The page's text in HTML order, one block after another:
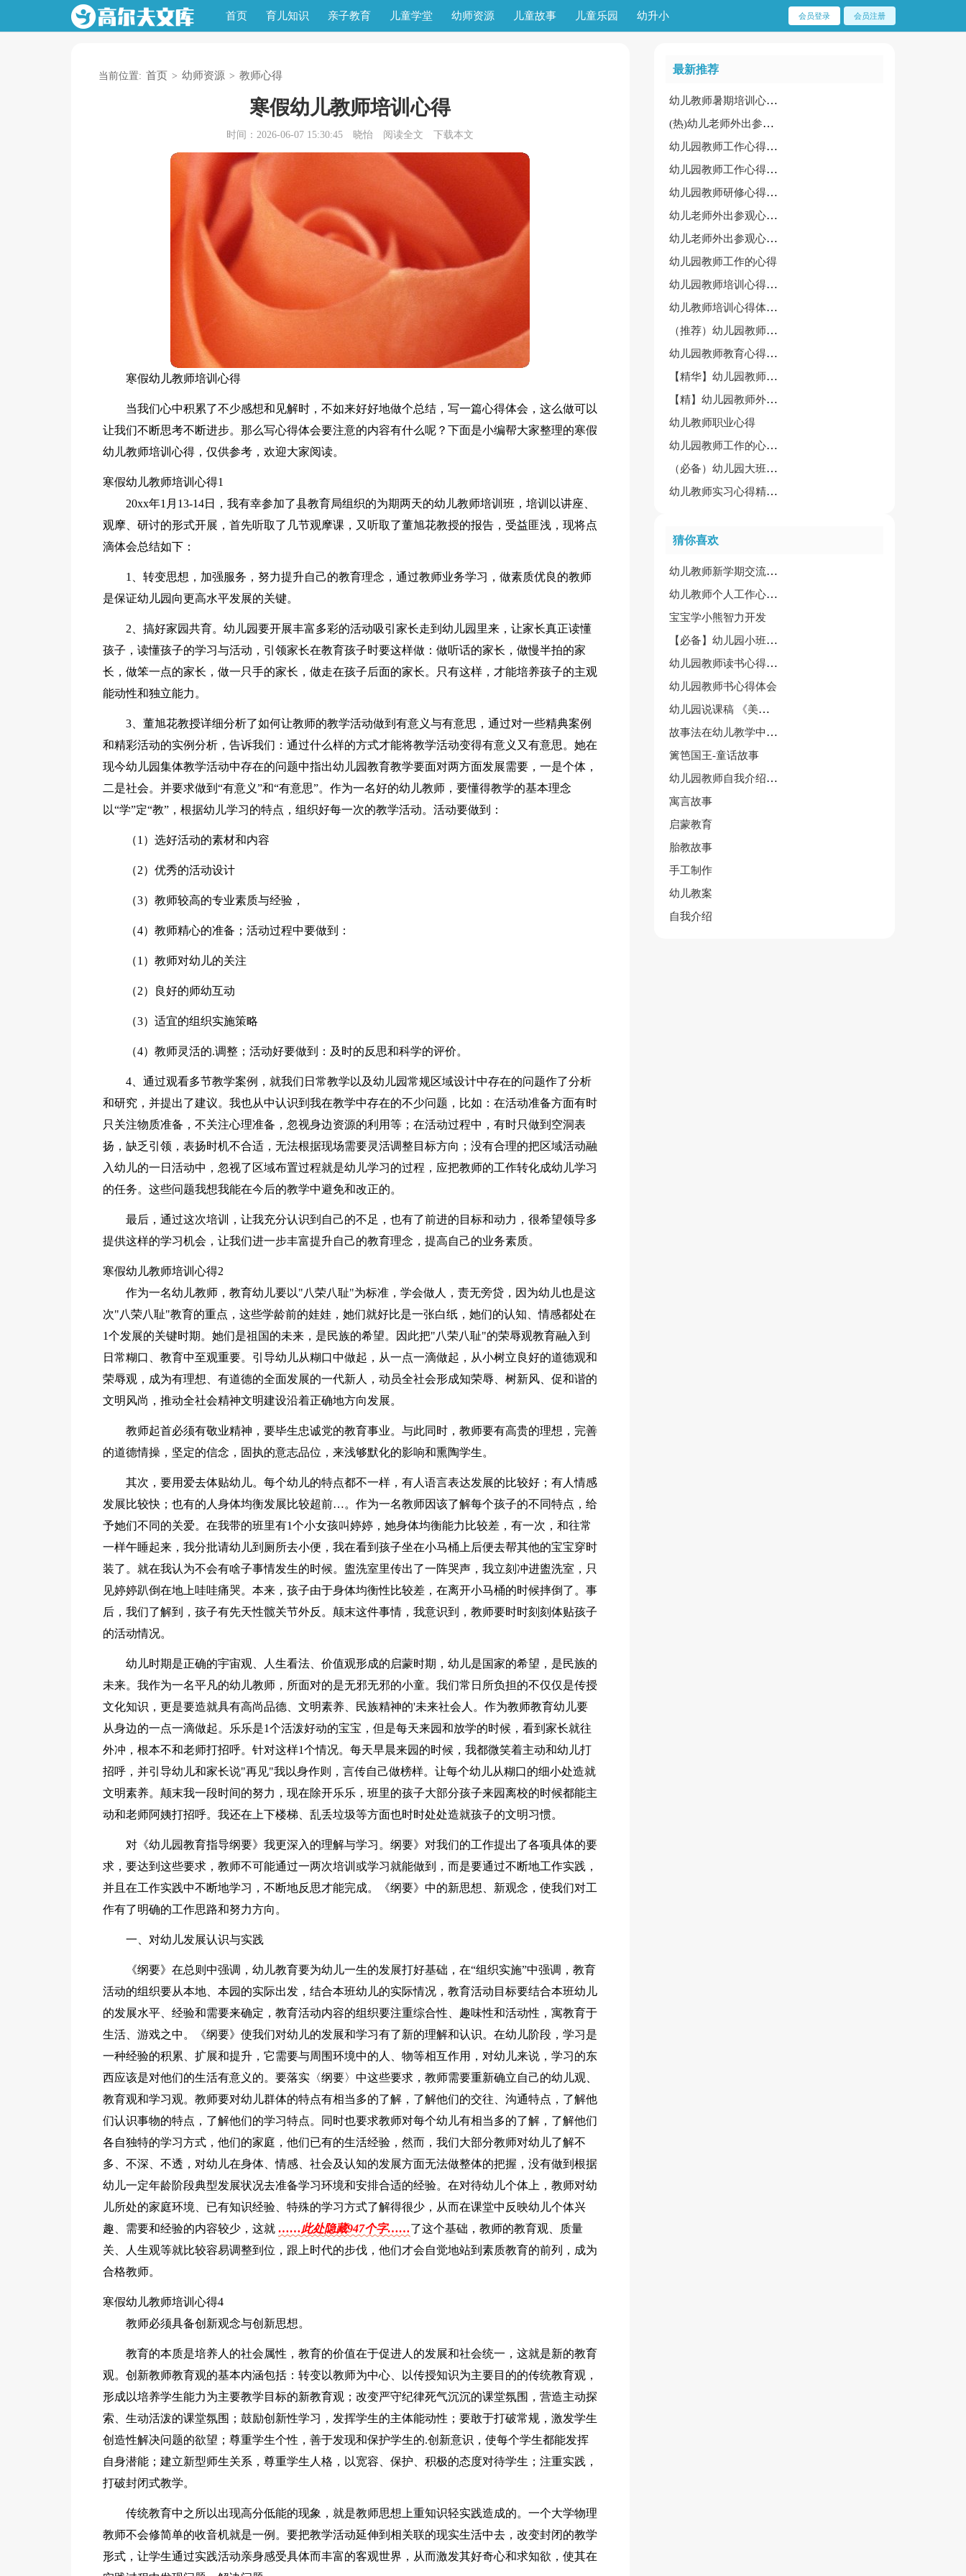
首页 育儿知识 亲子教育 儿童学堂 幼师资源 儿童故事 儿童乐园 幼升小 会员登录 会员注册
当前位置: 首页 > 幼师资源 > 教师心得
寒假幼儿教师培训心得
时间：2026-06-07 15:30:45 晓怡 阅读全文 下载本文
寒假幼儿教师培训心得
当我们心中积累了不少感想和见解时，不如来好好地做个总结，写一篇心得体会，这么做可以
让我们不断思考不断进步。那么写心得体会要注意的内容有什么呢？下面是小编帮大家整理的寒假
幼儿教师培训心得，仅供参考，欢迎大家阅读。
寒假幼儿教师培训心得1
20xx年1月13-14日，我有幸参加了县教育局组织的为期两天的幼儿教师培训班，培训以讲座、
观摩、研讨的形式开展，首先听取了几节观摩课，又听取了董旭花教授的报告，受益匪浅，现将点
滴体会总结如下：
1、转变思想，加强服务，努力提升自己的教育理念，通过教师业务学习，做素质优良的教师
是保证幼儿园向更高水平发展的关键。
2、搞好家园共育。幼儿园要开展丰富多彩的活动吸引家长走到幼儿园里来，让家长真正读懂
孩子，读懂孩子的学习与活动，引领家长在教育孩子时要这样做：做听话的家长，做慢半拍的家
长，做笨一点的家长，做一只手的家长，做走在孩子后面的家长。只有这样，才能培养孩子的主观
能动性和独立能力。
3、董旭花教授详细分析了如何让教师的教学活动做到有意义与有意思，通过对一些精典案例
和精彩活动的实例分析，告诉我们：通过什么样的方式才能将教学活动变得有意义又有意思。她在
现今幼儿园集体教学活动中存在的问题中指出幼儿园教育教学要面对两方面发展需要，一是个体，
二是社会。并要求做到“有意义”和“有意思”。作为一名好的幼儿教师，要懂得教学的基本理念
以“学”定“教”，根据幼儿学习的特点，组织好每一次的教学活动。活动要做到：
（1）选好活动的素材和内容
（2）优秀的活动设计
（3）教师较高的专业素质与经验，
（4）教师精心的准备；活动过程中要做到：
（1）教师对幼儿的关注
（2）良好的师幼互动
（3）适宜的组织实施策略
（4）教师灵活的.调整；活动好要做到：及时的反思和科学的评价。
4、通过观看多节教学案例，就我们日常教学以及幼儿园常规区域设计中存在的问题作了分析
和研究，并提出了建议。我也从中认识到我在教学中存在的不少问题，比如：在活动准备方面有时
只关注物质准备，不关注心理准备，忽视身边资源的利用等；在活动过程中，有时只做到空洞表
扬，缺乏引领，表扬时机不合适，无法根据现场需要灵活调整目标方向；没有合理的把区域活动融
入幼儿的一日活动中，忽视了区域布置过程就是幼儿学习的过程，应把教师的工作转化成幼儿学习
的任务。这些问题我想我能在今后的教学中避免和改正的。
最后，通过这次培训，让我充分认识到自己的不足，也有了前进的目标和动力，很希望领导多
提供这样的学习机会，让我们进一步丰富提升自己的教育理念，提高自己的业务素质。
寒假幼儿教师培训心得2
作为一名幼儿教师，教育幼儿要以"八荣八耻"为标准，学会做人，责无旁贷，因为幼儿也是这
次"八荣八耻"教育的重点，这些学龄前的娃娃，她们就好比是一张白纸，她们的认知、情感都处在
1个发展的关键时期。她们是祖国的未来，是民族的希望。因此把"八荣八耻"的荣辱观教育融入到
日常糊口、教育中至观重要。引导幼儿从糊口中做起，从一点一滴做起，从小树立良好的道德观和
荣辱观，成为有理想、有道德的全面发展的一代新人，动员全社会形成知荣辱、树新风、促和谐的
文明风尚，推动全社会精神文明建设沿着正确地方向发展。
教师起首必须有敬业精神，要毕生忠诚党的教育事业。与此同时，教师要有高贵的理想，完善
的道德情操，坚定的信念，固执的意志品位，来浅够默化的影响和熏陶学生。
其次，要用爱去体贴幼儿。每个幼儿的特点都不一样，有人语言表达发展的比较好；有人情感
发展比较快；也有的人身体均衡发展比较超前…。作为一名教师因该了解每个孩子的不同特点，给
予她们不同的关爱。在我带的班里有1个小女孩叫婷婷，她身体均衡能力比较差，有一次，和往常
一样午睡起来，我分批请幼儿到厕所去小便，我在看到孩子坐在小马桶上后便去帮其他的宝宝穿时
装了。就在我认为不会有啥子事情发生的时候。盥洗室里传出了一阵哭声，我立刻冲进盥洗室，只
见婷婷趴倒在地上哇哇痛哭。本来，孩子由于身体均衡性比较差，在离开小马桶的时候摔倒了。事
后，我们了解到，孩子有先天性髋关节外反。颠末这件事情，我意识到，教师要时时刻刻体贴孩子
的活动情况。
幼儿时期是正确的宇宙观、人生看法、价值观形成的启蒙时期，幼儿是国家的希望，是民族的
未来。我作为一名平凡的幼儿教师，所面对的是无邪无邪的小童。我们常日所负担的不仅仅是传授
文化知识，更是要造就具有高尚品德、文明素养、民族精神的'未来社会人。作为教师教育幼儿要
从身边的一点一滴做起。乐乐是1个活泼好动的宝宝，但是每天来园和放学的时候，看到家长就往
外冲，根本不和老师打招呼。针对这样1个情况。每天早晨来园的时候，我都微笑着主动和幼儿打
招呼，并引导幼儿和家长说"再见"我以身作则，言传自己做榜样。让每个幼儿从糊口的细小处造就
文明素养。颠末我一段时间的努力，现在除开乐乐，班里的孩子大部分孩子来园离校的时候都能主
动和老师阿姨打招呼。我还在上下楼梯、乱丢垃圾等方面也时时处处造就孩子的文明习惯。
对《幼儿园教育指导纲要》我更深入的理解与学习。纲要》对我们的工作提出了各项具体的要
求，要达到这些要求，教师不可能通过一两次培训或学习就能做到，而是要通过不断地工作实践，
并且在工作实践中不断地学习，不断地反思才能完成。《纲要》中的新思想、新观念，使我们对工
作有了明确的工作思路和努力方向。
一、对幼儿发展认识与实践
《纲要》在总则中强调，幼儿教育要为幼儿一生的发展打好基础，在“组织实施”中强调，教育
活动的组织要从本地、本园的实际出发，结合本班幼儿的实际情况，教育活动目标要结合本班幼儿
的发展水平、经验和需要来确定，教育活动内容的组织要注重综合性、趣味性和活动性，寓教育于
生活、游戏之中。《纲要》使我们对幼儿的发展和学习有了新的理解和认识。在幼儿阶段，学习是
一种经验的积累、扩展和提升，它需要与周围环境中的人、物等相互作用，对幼儿来说，学习的东
西应该是对他们的生活有意义的。要落实〈纲要〉中这些要求，教师需要重新确立自己的幼儿观、
教育观和学习观。教师要对幼儿群体的特点有相当多的了解，了解他们的交往、沟通特点，了解他
们认识事物的特点，了解他们的学习特点。同时也要求教师对每个幼儿有相当多的了解，了解他们
各自独特的学习方式，他们的家庭，他们已有的生活经验，然而，我们大部分教师对幼儿了解不
多、不深、不透，对幼儿在身体、情感、社会及认知的发展方面无法做整体的把握，没有做到根据
幼儿一定年龄阶段典型发展状况去准备学习环境和安排合适的经验。在对待幼儿个体上，教师对幼
儿所处的家庭环境、已有知识经验、特殊的学习方式了解得很少，从而在课堂中反映幼儿个体兴
趣、需要和经验的内容较少，这就……此处隐藏947个字……了这个基础，教师的教育观、质量
关、人生观等就比较容易调整到位，跟上时代的步伐，他们才会自觉地站到素质教育的前列，成为
合格教师。
寒假幼儿教师培训心得4
教师必须具备创新观念与创新思想。
教育的本质是培养人的社会属性，教育的价值在于促进人的发展和社会统一，这就是新的教育
观。创新教师教育观的基本内涵包括：转变以教师为中心、以传授知识为主要目的的传统教育观，
形成以培养学生能力为主要教学目标的新教育观；改变严守纪律死气沉沉的课堂氛围，营造主动探
索、生动活泼的课堂氛围；鼓励创新性学习，发挥学生的主体能动性；要敢于打破常规，激发学生
创造性解决问题的欲望；尊重学生个性，善于发现和保护学生的.创新意识，使每个学生都能发挥
自身潜能；建立新型师生关系，尊重学生人格，以宽容、保护、积极的态度对待学生；注重实践，
打破封闭式教学。
传统教育中之所以出现高分低能的现象，就是教师思想上重知识轻实践造成的。一个大学物理
教师不会修简单的收音机就是一例。要把教学活动延伸到相关联的现实生活中去，改变封闭的教学
形式，让学生通过实践活动亲身感受具体而丰富的客观世界，从而激发其好奇心和求知欲，使其在
最新推荐
幼儿教师暑期培训心得体会通用大全
(热)幼儿老师外出参观心得体会
幼儿园教师工作心得体会（优秀）
幼儿园教师工作心得体会(优)
幼儿园教师研修心得体会整理
幼儿老师外出参观心得体会范例（7篇）
幼儿老师外出参观心得体会
幼儿园教师工作的心得
幼儿园教师培训心得体会（优秀）
幼儿教师培训心得体会15篇[荐]
（推荐）幼儿园教师外出学习心得体会15篇
幼儿园教师教育心得[荐]
【精华】幼儿园教师工作心得体会15篇
【精】幼儿园教师外出学习心得体会
幼儿教师职业心得
幼儿园教师工作的心得体会
（必备）幼儿园大班教师心得
幼儿教师实习心得精简版
猜你喜欢
幼儿教师新学期交流培训会心得体会
幼儿教师个人工作心得精选15篇
宝宝学小熊智力开发
【必备】幼儿园小班教案模板汇总七篇
幼儿园教师读书心得体会作文
幼儿园教师书心得体会
幼儿园说课稿 《美丽的公鸡》
故事法在幼儿教学中运用论文
篱笆国王-童话故事
幼儿园教师自我介绍范文集合5篇
寓言故事
启蒙教育
胎教故事
手工制作
幼儿教案
自我介绍